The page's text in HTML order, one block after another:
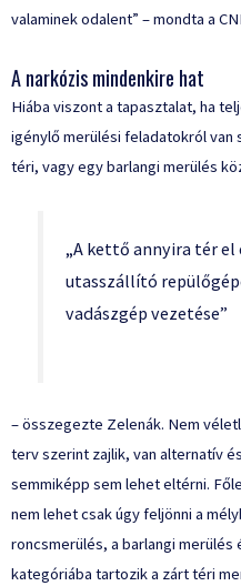
valaminek odalent” – mondta a
A narkózis mindenkire hat
Hiába viszont a tapasztalat, ha
igénylő merülési feladatokról van
téri, vagy egy barlangi merülés
„A kettő annyira tér
utasszállító
vadászgép vezetése”
– összegezte Zelenák. Nem
terv szerint zajlik, van alternatív
semmiképp sem lehet eltérni.
nem lehet csak úgy feljönni a
roncsmerülés, a barlangi
kategóriába tartozik a zárt téri